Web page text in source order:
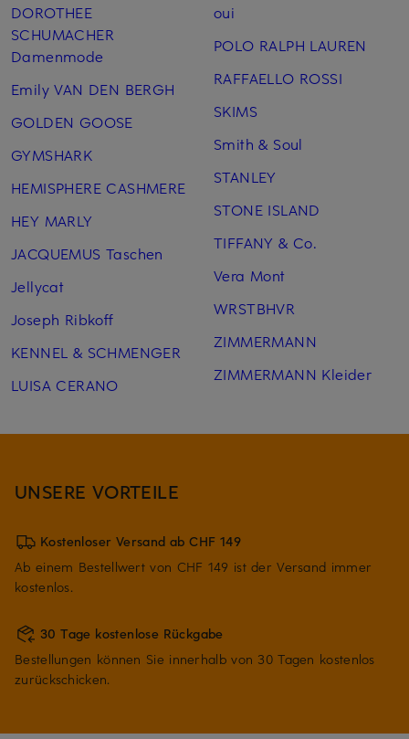
DOROTHEE
SCHUMACHER
Damenmode
Emily VAN DEN BERGH
GOLDEN GOOSE
GYMSHARK
HEMISPHERE CASHMERE
HEY MARLY
JACQUEMUS Taschen
Jellycat
Joseph Ribkoff
KENNEL & SCHMENGER
LUISA CERANO
oui
POLO RALPH LAUREN
RAFFAELLO ROSSI
SKIMS
Smith & Soul
STANLEY
STONE ISLAND
TIFFANY & Co.
Vera Mont
WRSTBHVR
ZIMMERMANN
ZIMMERMANN Kleider
UNSERE VORTEILE
Kostenloser Versand ab CHF 149
Ab einem Bestellwert von CHF 149 ist der Versand immer
kostenlos.
30 Tage kostenlose Rückgabe
Bestellungen können Sie innerhalb von 30 Tagen kostenlos
zurückschicken.